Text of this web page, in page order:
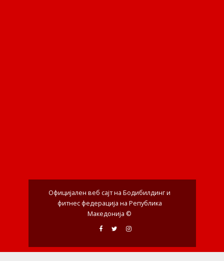
Официјален веб сајт на Бодибилдинг и
фитнес федерација на Република
Македонија ©